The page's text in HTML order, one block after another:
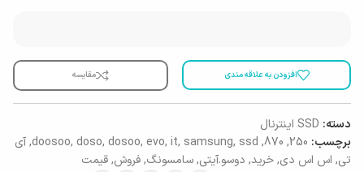
افزودن به علاقه مندی مقایسه
دسته: SSD اینترنال
برچسب: 250
,
870
,
doosoo, doso, dosoo, evo, it, samsung, ssd
,آی
تی, اس اس دی,خرید, دوسو.آیتی,سامسونگ,فروش,قیمت